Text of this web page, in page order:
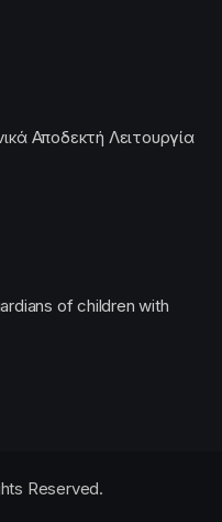
Αποδεκτή Λειτουργία
of children with
Reserved.